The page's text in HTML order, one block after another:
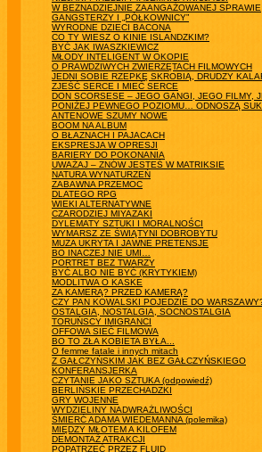
W BEZNADZIEJNIE ZAANGAŻOWANEJ SPRAWIE
GANGSTERZY I „PÓŁKOWNICY”
WYRODNE DZIECI BACONA
CO TY WIESZ O KINIE ISLANDZKIM?
BYĆ JAK IWASZKIEWICZ
MŁODY INTELIGENT W OKOPIE
O PRAWDZIWYCH ZWIERZĘTACH FILMOWYCH
JEDNI SOBIE RZEPKĘ SKROBIĄ, DRUDZY
ZJEŚĆ SERCE I MIEĆ SERCE
DON SCORSESE – JEGO GANGI, JEGO FILMY,
PONIŻEJ PEWNEGO POZIOMU… ODNOSZĄ
ANTENOWE SZUMY NOWE
BOOM NA ALBUM
O BŁAZNACH I PAJACACH
EKSPRESJA W OPRESJI
BARIERY DO POKONANIA
UWAŻAJ – ZNÓW JESTEŚ W MATRIKSIE
NATURA WYNATURZEŃ
ZABAWNA PRZEMOC
DLATEGO RPG
WIEKI ALTERNATYWNE
CZARODZIEJ MIYAZAKI
DYLEMATY SZTUKI I MORALNOŚCI
WYMARSZ ZE ŚWIĄTYNI DOBROBYTU
MUZA UKRYTA I JAWNE PRETENSJE
BO INACZEJ NIE UMI…
PORTRET BEZ TWARZY
BYĆ ALBO NIE BYĆ (KRYTYKIEM)
MODLITWA O KASKE
ZA KAMERĄ? PRZED KAMERĄ?
CZY PAN KOWALSKI POJEDZIE DO
OSTALGIA, NOSTALGIA, SOCNOSTALGIA
TORUŃSCY IMIGRANCI
OFFOWA SIEĆ FILMOWA
BO TO ZŁA KOBIETA BYŁA...
O femme fatale i innych mitach
Z GAŁCZYŃSKIM JAK BEZ GAŁCZYŃSKIEGO
KONFERANSJERKA
CZYTANIE JAKO SZTUKA (odpowiedź)
BERLIŃSKIE PRZECHADZKI
GRY WOJENNE
WYDZIELINY NADWRAŻLIWOŚCI
ŚMIERĆ ADAMA WIEDEMANNA (polemika)
MIĘDZY MŁOTEM A KILOFEM
DEMONTAŻ ATRAKCJI
POPATRZEĆ PRZEZ FLUID